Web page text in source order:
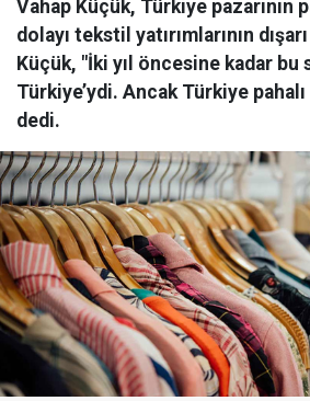
Vahap Küçük, Türkiye pazarının
dolayı tekstil yatırımlarının dışarı
Küçük, "İki yıl öncesine kadar bu
Türkiye’ydi. Ancak Türkiye pahalı
dedi.